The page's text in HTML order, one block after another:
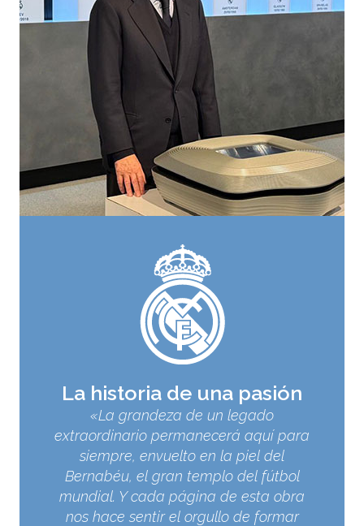
La historia de una pasión
«La grandeza de un legado
extraordinario permanecerá aquí para
siempre, envuelto en la piel del
Bernabéu, el gran templo del fútbol
mundial. Y cada página de esta obra
nos hace sentir el orgullo de formar